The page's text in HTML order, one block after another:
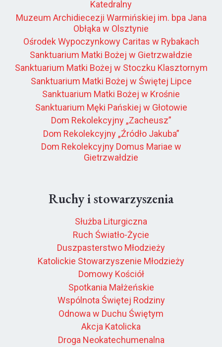
Katedralny
Muzeum Archidiecezji Warmińskiej im. bpa Jana
Obłąka w Olsztynie
Ośrodek Wypoczynkowy Caritas w Rybakach
Sanktuarium Matki Bożej w Gietrzwałdzie
Sanktuarium Matki Bożej w Stoczku Klasztornym
Sanktuarium Matki Bożej w Świętej Lipce
Sanktuarium Matki Bożej w Krośnie
Sanktuarium Męki Pańskiej w Głotowie
Dom Rekolekcyjny „Zacheusz”
Dom Rekolekcyjny „Źródło Jakuba”
Dom Rekolekcyjny Domus Mariae w
Gietrzwałdzie
Ruchy i stowarzyszenia
Służba Liturgiczna
Ruch Światło-Życie
Duszpasterstwo Młodzieży
Katolickie Stowarzyszenie Młodzieży
Domowy Kościół
Spotkania Małżeńskie
Wspólnota Świętej Rodziny
Odnowa w Duchu Świętym
Akcja Katolicka
Droga Neokatechumenalna